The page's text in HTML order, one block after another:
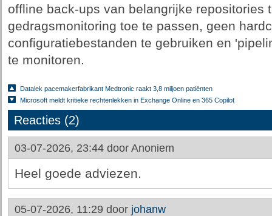
offline back-ups van belangrijke repositories
gedragsmonitoring toe te passen, geen
configuratiebestanden te gebruiken en
te monitoren.
Datalek pacemakerfabrikant Medtronic raakt 3,8 miljoen patiënten
Microsoft meldt kritieke rechtenlekken in Exchange Online en 365 Copilot
Reacties (2)
03-07-2026, 23:44 door Anoniem
Heel goede adviezen.
05-07-2026, 11:29 door johanw